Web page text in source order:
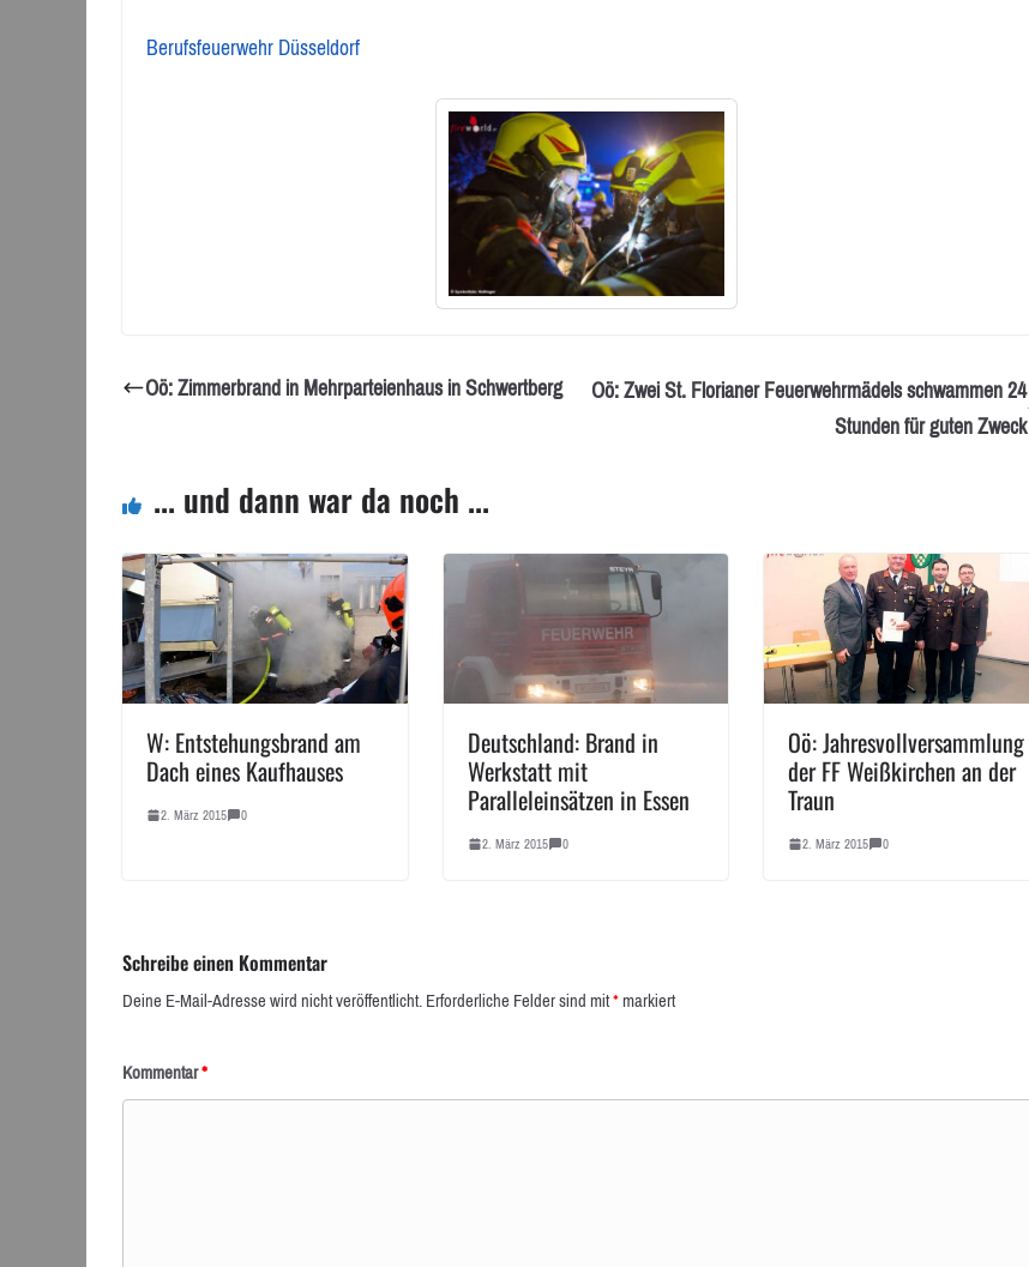
Berufsfeuerwehr Düsseldorf
Oö: Zimmerbrand in Mehrparteienhaus in Schwertberg
Oö: Zwei St. Florianer Feuerwehrmädels schwammen 24
Stunden für guten Zweck
... und dann war da noch ...
W: Entstehungsbrand am
Dach eines Kaufhauses
2. März 2015 0
Deutschland: Brand in
Werkstatt mit
Paralleleinsätzen in Essen
2. März 2015 0
Oö: Jahresvollversammlung
der FF Weißkirchen an der
Traun
2. März 2015 0
Schreibe einen Kommentar
Deine E-Mail-Adresse wird nicht veröffentlicht.Erforderliche Felder sind mit*markiert
Kommentar*